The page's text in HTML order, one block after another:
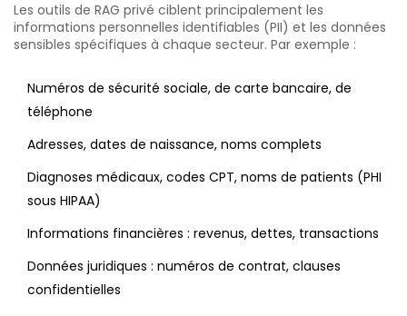
Les outils de RAG privé ciblent principalement les
informations personnelles identifiables (PII) et les données
sensibles spécifiques à chaque secteur. Par exemple :
Numéros de sécurité sociale, de carte bancaire, de
téléphone
Adresses, dates de naissance, noms complets
Diagnoses médicaux, codes CPT, noms de patients (PHI
sous HIPAA)
Informations financières : revenus, dettes, transactions
Données juridiques : numéros de contrat, clauses
confidentielles